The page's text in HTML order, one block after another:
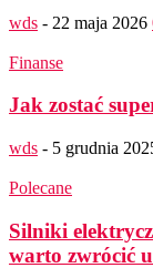
wds - 22 maja 2026
Finanse
Jak zostać
wds - 5 grudnia
Polecane
Silniki
warto zwrócić